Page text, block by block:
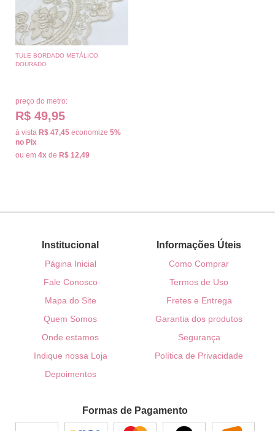
TULE BORDADO METÁLICO
DOURADO
preço do metro:
R$ 49,95
à vista R$ 47,45 economize 5%
no Pix
ou em 4x de R$ 12,49
Institucional
Página Inicial
Fale Conosco
Mapa do Site
Quem Somos
Onde estamos
Indique nossa Loja
Depoimentos
Informações Úteis
Como Comprar
Termos de Uso
Fretes e Entrega
Garantia dos produtos
Segurança
Política de Privacidade
Formas de Pagamento